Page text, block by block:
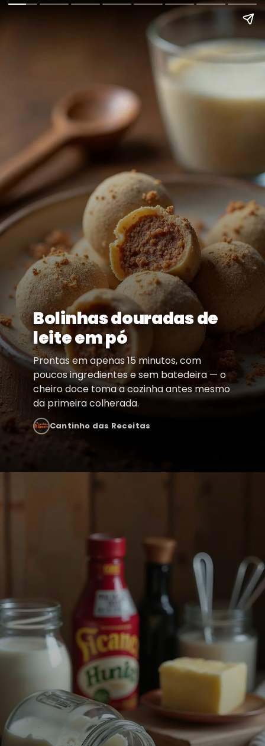
Bolinhas douradas de
leite em pó
Prontas em apenas 15 minutos, com
poucos ingredientes e sem batedeira — o
cheiro doce toma a cozinha antes mesmo
da primeira colherada.
Cantinho das Receitas